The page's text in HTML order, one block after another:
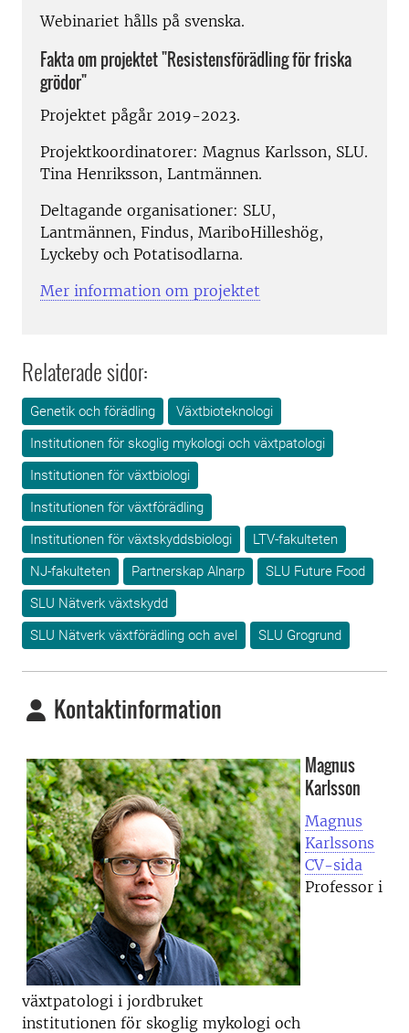
Webinariet hålls på svenska.
Fakta om projektet "Resistensförädling för friska
grödor"
Projektet pågår 2019-2023.
Projektkoordinatorer: Magnus Karlsson, SLU.
Tina Henriksson, Lantmännen.
Deltagande organisationer: SLU,
Lantmännen, Findus, MariboHilleshög,
Lyckeby och Potatisodlarna.
Mer information om projektet
Relaterade sidor:
Genetik och förädling
Växtbioteknologi
Institutionen för skoglig mykologi och växtpatologi
Institutionen för växtbiologi
Institutionen för växtförädling
Institutionen för växtskyddsbiologi
LTV-fakulteten
NJ-fakulteten
Partnerskap Alnarp
SLU Future Food
SLU Nätverk växtskydd
SLU Nätverk växtförädling och avel
SLU Grogrund
Kontaktinformation
Magnus
Karlsson
Magnus
Karlssons
CV-sida
Professor i
växtpatologi i jordbruket
institutionen för skoglig mykologi och